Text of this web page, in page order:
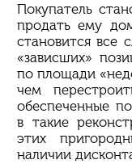
Покупатель
продать ему
становится все
«зависших»
по площади
чем
обеспеченные
в такие
этих
наличии